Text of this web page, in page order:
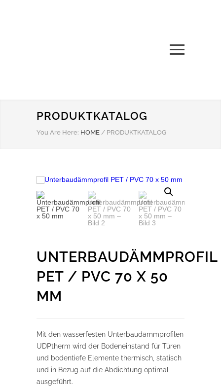
PRODUKTKATALOG
You Are Here: HOME / PRODUKTKATALOG
UNTERBAUDÄMMPROFIL
PET / PVC 70 X 50
MM
Mit den wasserfesten Unterbaudämmprofilen
UDPtherm wird der Bodeneinstand für Türen
und bodentiefe Elemente thermisch, statisch
und in Bezug auf die Abdichtung optimal
ausgeführt.